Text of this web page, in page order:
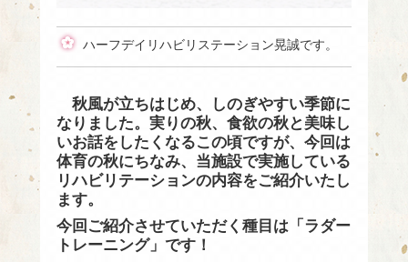
ハーフデイリハビリステーション晃誠です。
秋風が立ちはじめ、しのぎやすい季節に
なりました。実りの秋、食欲の秋と美味し
いお話をしたくなるこの頃ですが、今回は
体育の秋にちなみ、当施設で実施している
リハビリテーションの内容をご紹介いたし
ます。
今回ご紹介させていただく種目は「ラダー
トレーニング」です！